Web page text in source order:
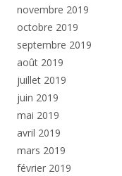
novembre 2019
octobre 2019
septembre 2019
août 2019
juillet 2019
juin 2019
mai 2019
avril 2019
mars 2019
février 2019